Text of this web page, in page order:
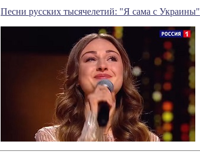
Песни русских тысячелетий: "Я сама с Украины"